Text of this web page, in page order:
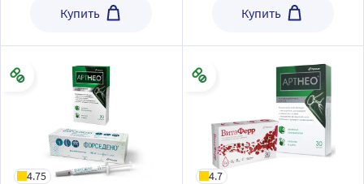
Купить Купить
4.75 4.7